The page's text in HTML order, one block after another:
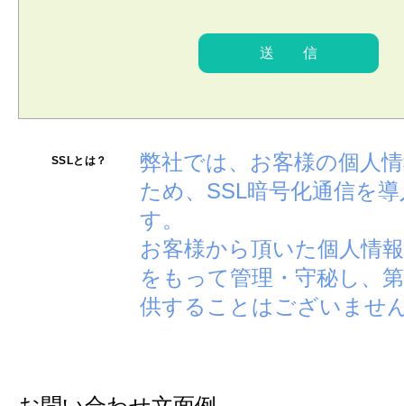
SSLとは？
弊社では、お客様の個人
ため、SSL暗号化通信を
す。
お客様から頂いた個人情
をもって管理・守秘し、
供することはございませ